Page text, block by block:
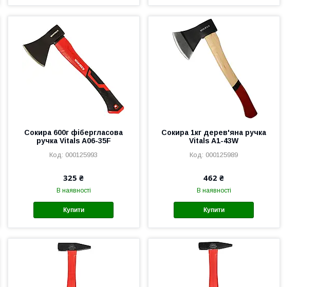
Сокира 600г фібергласова
ручка Vitals A06-35F
000125993
325 ₴
В наявності
Купити
Сокира 1кг дерев'яна ручка
Vitals A1-43W
000125989
462 ₴
В наявності
Купити